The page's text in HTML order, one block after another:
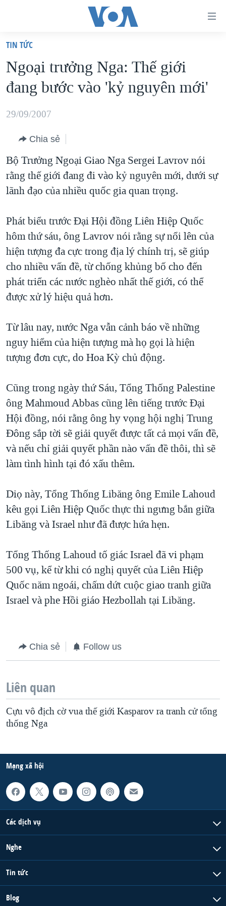
truy
cập
Tới
dung
chính
điều
hướng
chính
tới
"Tìm"
VIỆT NAM
HOA KỲ
BIỂN ĐÔNG
BLOG
DIỄN ĐÀN
MỤC
VẠCH TRẦN TIN GIẢ
NGƯỜI VIỆT HẢI NGOẠI
ĐỜI SỐNG
KHOA HỌC
VĂN HOÁ
THỂ THAO
GIÁO DỤC
CHUYÊN ĐỀ
CHIẾN TRANH THƯƠNG MẠI CỦA MỸ: QUÁ KHỨ VÀ HIỆN
HÀNH TRÌNH BẦU CỬ 2024
MỘT NĂM CHIẾN TRANH TẠI DẢI GAZA
GIẢI MÃ VÀNH ĐAI & CON ĐƯỜNG
NGÀY TỊ NẠN THẾ GIỚI
GROUND ZERO – XƯA VÀ NAY
CHI PHÍ CHIẾN TRANH AFGHANISTAN
THƯỢNG ĐỈNH TRUMP-KIM TẠI VIỆT NAM
TRỊNH VĨNH BÌNH VS. CHÍNH PHỦ VIỆT NAM
NGƯ DÂN VIỆT VÀ LÀN SÓNG TRỘM HẢI SÂM
BÊN KIA QUỐC LỘ: TIẾNG VỌNG TỪ NÔNG THÔN MỸ
QUAN HỆ VIỆT MỸ
HỌC TIẾNG ANH
VIDEO
NGHE
MẠNG XÃ HỘI
Ngôn ngữ khác
TIN TỨC
Ngoại trưởng Nga: Thế giới
đang bước vào 'kỷ nguyên mới'
29/09/2007
Chia sẻ
Bộ Trưởng Ngoại Giao Nga Sergei Lavrov nói
rằng thế giới đang đi vào kỷ nguyên mới, dưới sự
lãnh đạo của nhiều quốc gia quan trọng.
Phát biểu trước Đại Hội đồng Liên Hiệp Quốc
hôm thứ sáu, ông Lavrov nói rằng sự nổi lên của
hiện tượng đa cực trong địa lý chính trị, sẽ giúp
cho nhiều vấn đề, từ chống khủng bố cho đến
phát triển các nước nghèo nhất thế giới, có thể
được xử lý hiệu quả hơn.
Từ lâu nay, nước Nga vẫn cảnh báo về những
nguy hiểm của hiện tượng mà họ gọi là hiện
tượng đơn cực, do Hoa Kỳ chủ động.
Cũng trong ngày thứ Sáu, Tổng Thống Palestine
ông Mahmoud Abbas cũng lên tiếng trước Đại
Hội đồng, nói rằng ông hy vọng hội nghị Trung
Đông sắp tời sẽ giải quyết được tất cả mọi vấn đề,
và nếu chỉ giải quyết phần nào vấn đề thôi, thì sẽ
làm tình hình tại đó xấu thêm.
Diọ này, Tổng Thống Libăng ông Emile Lahoud
kêu gọi Liên Hiệp Quốc thực thi ngưng bắn giữa
Libăng và Israel như đã được hứa hẹn.
Tổng Thống Lahoud tố giác Israel đã vi phạm
500 vụ, kể từ khi có nghị quyết của Liên Hiệp
Quốc năm ngoái, chấm dứt cuộc giao tranh giữa
Israel và phe Hồi giáo Hezbollah tại Libăng.
Chia sẻ Follow us
Liên quan
Cựu vô địch cờ vua thế giới Kasparov ra tranh cử tổng
thống Nga
Mạng xã hội
Các dịch vụ
Nghe
Tin tức
Blog